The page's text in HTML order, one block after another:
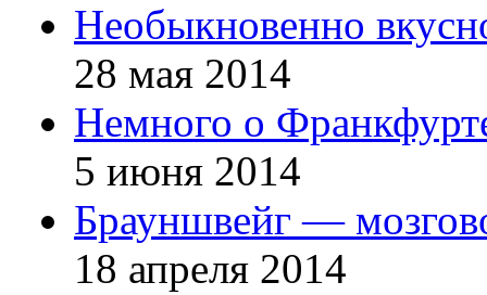
Необыкновенно
28 мая 2014
Немного о
5 июня 2014
Брауншвейг —
18 апреля 2014